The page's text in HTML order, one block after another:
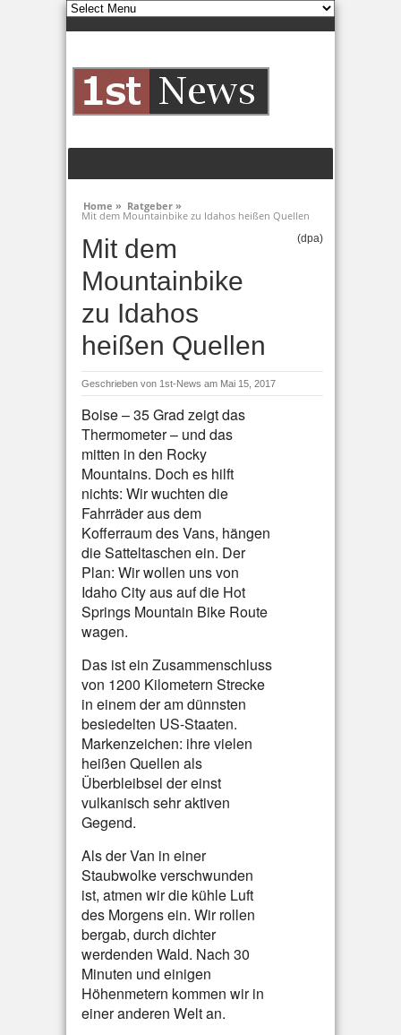
Home » Ratgeber »
Mit dem Mountainbike zu Idahos heißen Quellen
Mit dem
Mountainbike
zu Idahos
heißen Quellen
(dpa)
Geschrieben von 1st-News am Mai 15, 2017
Boise – 35 Grad zeigt das
Thermometer – und das
mitten in den Rocky
Mountains. Doch es hilft
nichts: Wir wuchten die
Fahrräder aus dem
Kofferraum des Vans, hängen
die Satteltaschen ein. Der
Plan: Wir wollen uns von
Idaho City aus auf die Hot
Springs Mountain Bike Route
wagen.
Das ist ein Zusammenschluss
von 1200 Kilometern Strecke
in einem der am dünnsten
besiedelten US-Staaten.
Markenzeichen: ihre vielen
heißen Quellen als
Überbleibsel der einst
vulkanisch sehr aktiven
Gegend.
Als der Van in einer
Staubwolke verschwunden
ist, atmen wir die kühle Luft
des Morgens ein. Wir rollen
bergab, durch dichter
werdenden Wald. Nach 30
Minuten und einigen
Höhenmetern kommen wir in
einer anderen Welt an.